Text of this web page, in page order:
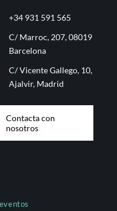
+34 931 591 565
C/ Marroc, 207, 08019
Barcelona
C/ Vicente Gallego, 10,
Ajalvir, Madrid
Contacta con
nosotros